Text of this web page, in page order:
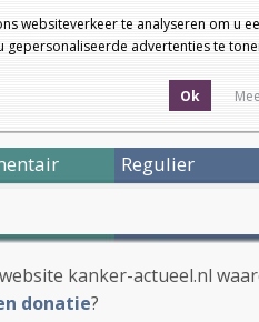
websiteverkeer te analyseren om
gepersonaliseerde advertenties te
Ok
Regulier
kanker-actueel.nl
donatie?